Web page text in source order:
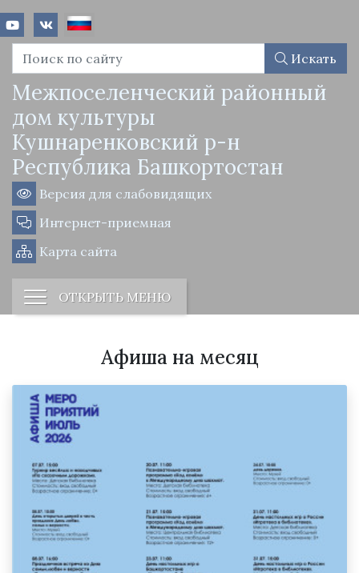
Искать
Межпоселенческий районный
дом культуры
Кушнаренковский р-н
Республика Башкортостан
Версия для слабовидящих
Интернет-приемная
Карта сайта
ОТКРЫТЬ МЕНЮ
Афиша на месяц